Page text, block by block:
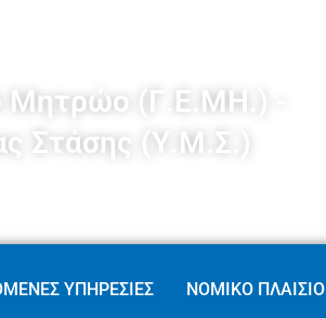
Μητρώο (Γ.Ε.ΜΗ.) -
Στάσης (Υ.Μ.Σ.)
ΥΠΗΡΕΣΙΕΣ ΝΟΜΙΚΟ ΠΛΑΙΣΙΟ